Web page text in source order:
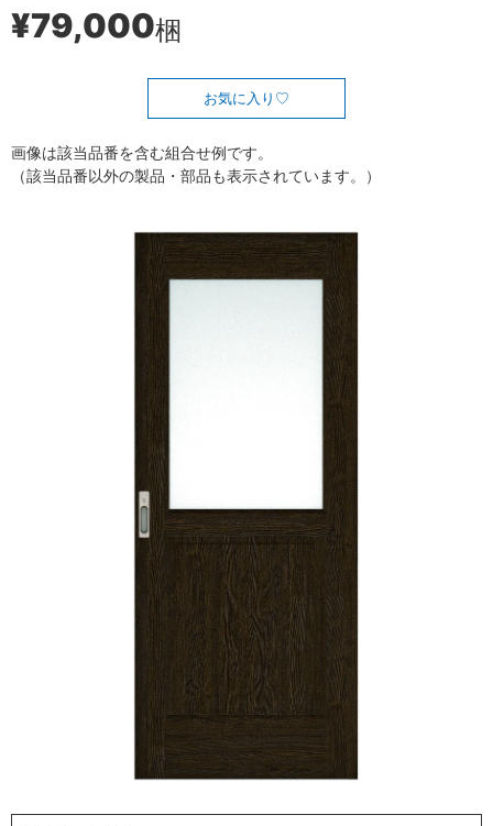
¥79,000梱
お気に入り
画像は該当品番を含む組合せ例です。
（該当品番以外の製品・部品も表示されています。）